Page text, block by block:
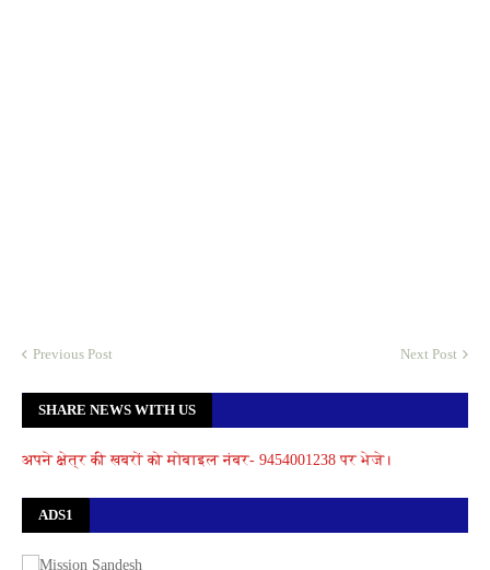
Previous Post Next Post
SHARE NEWS WITH US
अपने क्षेत्र की खबरों को मोबाइल नंबर- 9454001238 पर भेजे।
ADS1